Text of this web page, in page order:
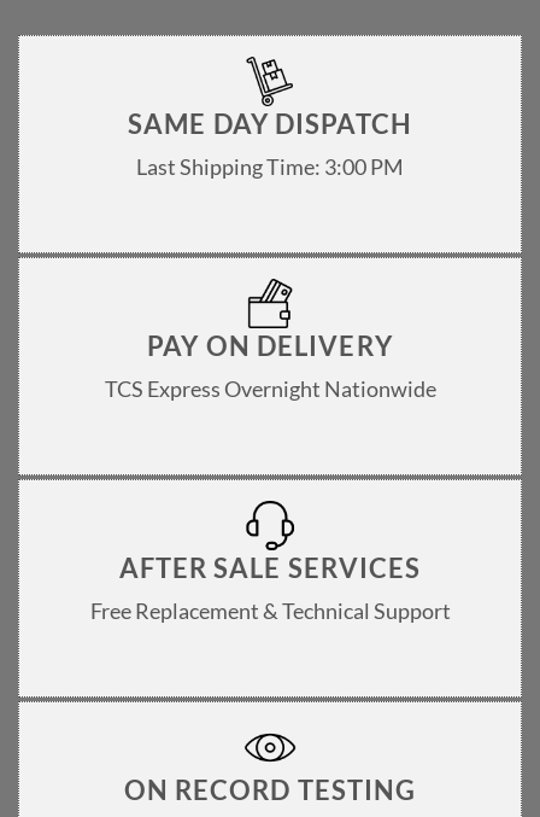
SAME DAY DISPATCH
Last Shipping Time: 3:00 PM
PAY ON DELIVERY
TCS Express Overnight Nationwide
AFTER SALE SERVICES
Free Replacement & Technical Support
ON RECORD TESTING